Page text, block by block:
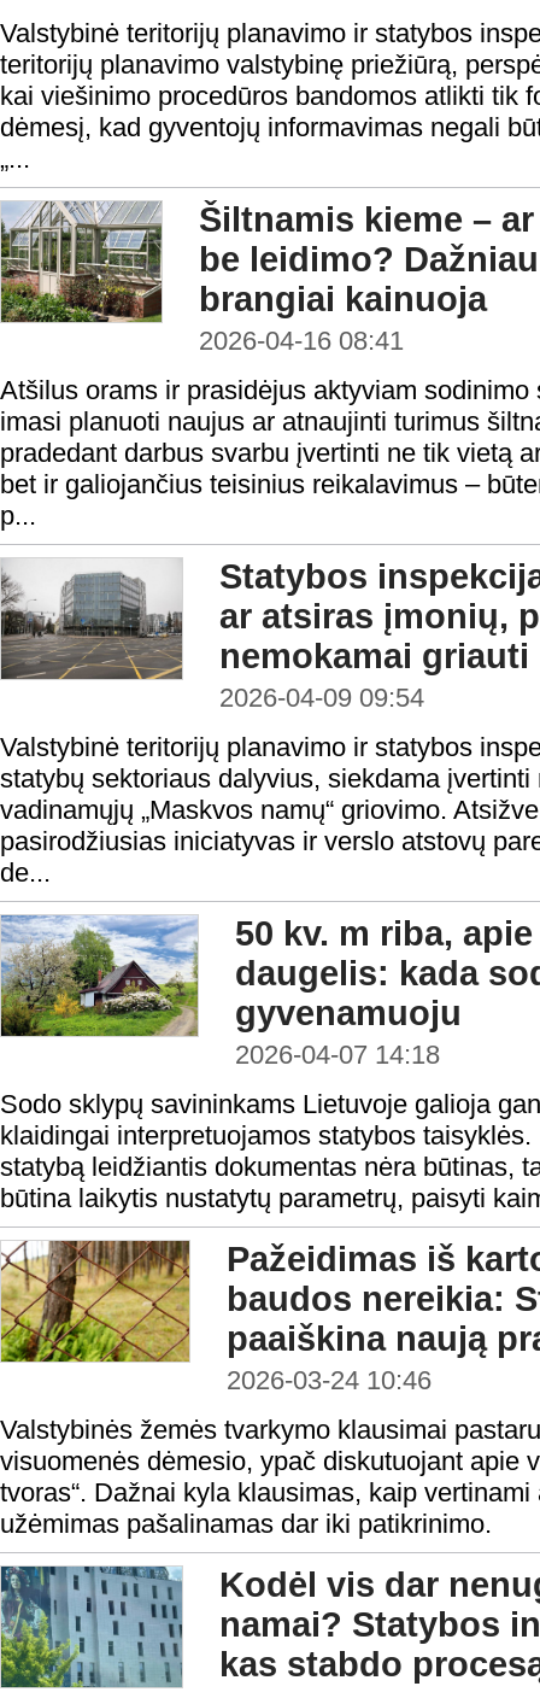
Valstybinė teritorijų planavimo ir statybos
teritorijų planavimo valstybinę priežiūrą,
kai viešinimo procedūros bandomos atlikti tik
dėmesį, kad gyventojų informavimas negali
„...
Šiltnamis kieme –
be leidimo?
brangiai kainuoja
2026-04-16 08:41
Atšilus orams ir prasidėjus aktyviam
imasi planuoti naujus ar atnaujinti turimus
pradedant darbus svarbu įvertinti ne tik vietą
bet ir galiojančius teisinius reikalavimus –
p...
Statybos
ar atsiras įmonių,
nemokamai griauti
2026-04-09 09:54
Valstybinė teritorijų planavimo ir statybos
statybų sektoriaus dalyvius, siekdama
vadinamųjų „Maskvos namų“ griovimo.
pasirodžiusias iniciatyvas ir verslo atstovų
de...
50 kv. m riba,
daugelis: kada
gyvenamuoju
2026-04-07 14:18
Sodo sklypų savininkams Lietuvoje galioja
klaidingai interpretuojamos statybos
statybą leidžiantis dokumentas nėra būtinas,
būtina laikytis nustatytų parametrų, paisyti
Pažeidimas iš
baudos nereikia:
paaiškina naują
2026-03-24 10:46
Valstybinės žemės tvarkymo klausimai
visuomenės dėmesio, ypač diskutuojant apie
tvoras“. Dažnai kyla klausimas, kaip
užėmimas pašalinamas dar iki patikrinimo.
Kodėl vis dar
namai? Statybos
kas stabdo